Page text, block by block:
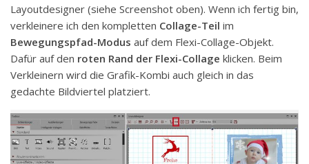
Layoutdesigner (siehe Screenshot oben). Wenn ich fertig bin,
verkleinere ich den kompletten Collage-Teil im
Bewegungspfad-Modus auf dem Flexi-Collage-Objekt.
Dafür auf den roten Rand der Flexi-Collage klicken. Beim
Verkleinern wird die Grafik-Kombi auch gleich in das
gedachte Bildviertel platziert.